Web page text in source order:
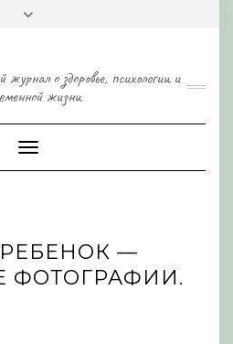
о здоровье, психологии и
жизни
Toggle
Navigation
—
ФОТОГРАФИИ.